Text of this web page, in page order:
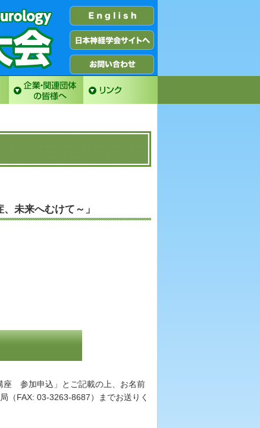
未来へむけて～」
座 参加申込」とご記載の上、お名前
（FAX: 03-3263-8687）までお送りく